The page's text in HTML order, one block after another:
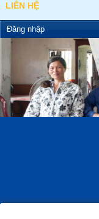
LIÊN HỆ
Đăng nhập